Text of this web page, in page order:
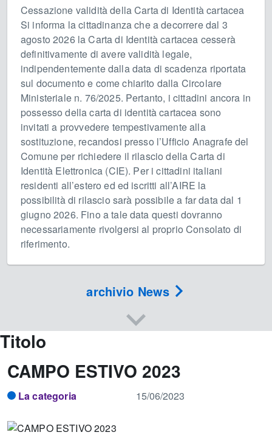
Cessazione validità della Carta di Identità cartacea
Si informa la cittadinanza che a decorrere dal 3
agosto 2026 la Carta di Identità cartacea cesserà
definitivamente di avere validità legale,
indipendentemente dalla data di scadenza riportata
sul documento e come chiarito dalla Circolare
Ministeriale n. 76/2025. Pertanto, i cittadini ancora in
possesso della carta di identità cartacea sono
invitati a provvedere tempestivamente alla
sostituzione, recandosi presso l’Ufficio Anagrafe del
Comune per richiedere il rilascio della Carta di
Identità Elettronica (CIE). Per i cittadini italiani
residenti all’estero ed ed iscritti all’AIRE la
possibilità di rilascio sarà possibile a far data dal 1
giugno 2026. Fino a tale data questi dovranno
necessariamente rivolgersi al proprio Consolato di
riferimento.
archivio News
Titolo
CAMPO ESTIVO 2023
La categoria 15/06/2023